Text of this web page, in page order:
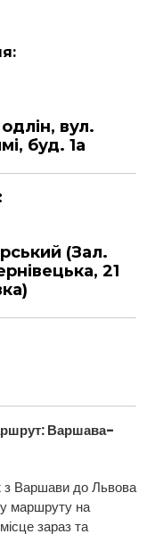
вул.
буд. 1a
(Зал.
21
Варшава-
з Варшави до Львова
маршруту на
зараз та